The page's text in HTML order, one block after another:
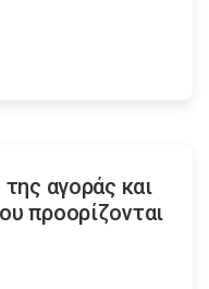
αγοράς και
προορίζονται